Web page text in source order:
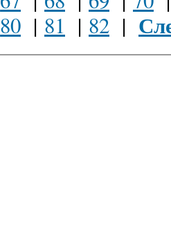
80 | 81 | 82 |